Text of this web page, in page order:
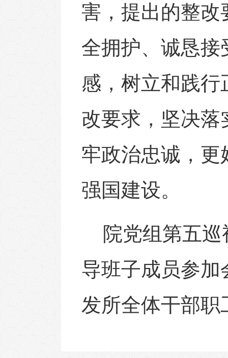
害，提出的整
全拥护、诚恳接
感，树立和践
改要求，坚决落
牢政治忠诚，更
强国建设。
院党组第五巡
导班子成员参加
发所全体干部职